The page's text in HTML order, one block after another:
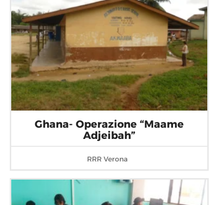
Ghana- Operazione “Maame
Adjeibah”
RRR Verona